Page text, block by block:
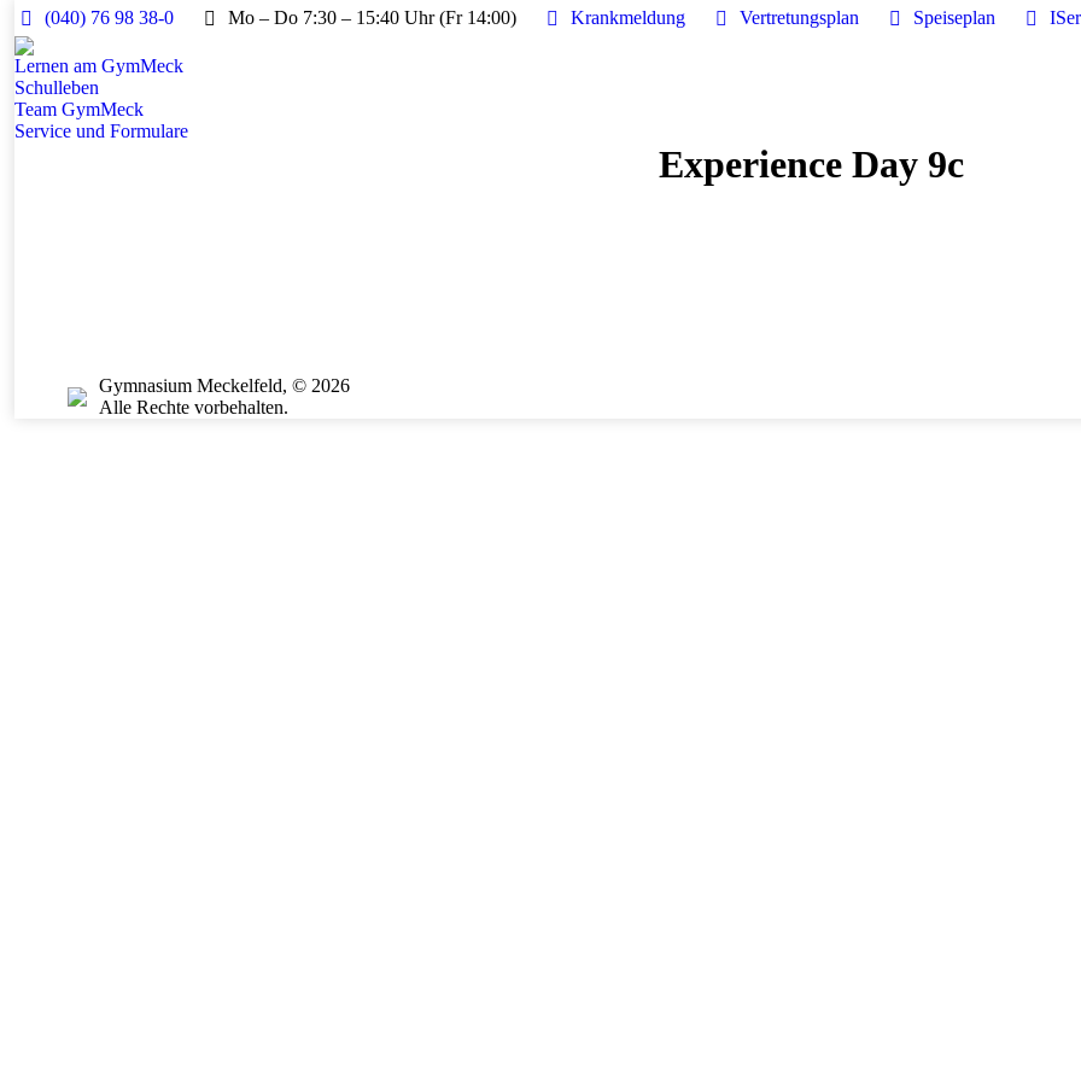
(040) 76 98 38-0 Mo – Do 7:30 – 15:40 Uhr (Fr 14:00) Krankmeldung Vertretungsplan Speiseplan
Lernen am GymMeck
Schulleben
Team GymMeck
Service und Formulare
Experience Day 9c
Gymnasium Meckelfeld, © 2026
Alle Rechte vorbehalten.